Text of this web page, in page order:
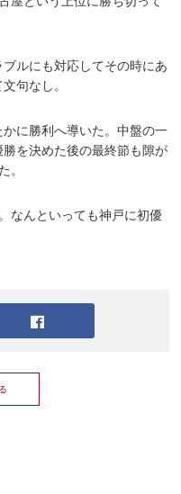
ルにも対応してその時にあ
句なし。
に勝利へ導いた。中盤の一
を決めた後の最終節も隙が
なんといっても神戸に初優